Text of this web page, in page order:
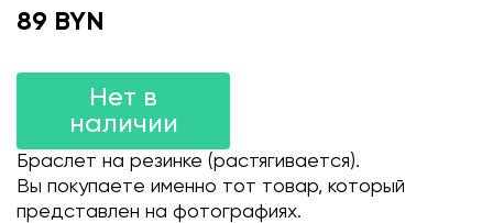
89 BYN
Нет в
наличии
Браслет на резинке (растягивается).
Вы покупаете именно тот товар, который
представлен на фотографиях.